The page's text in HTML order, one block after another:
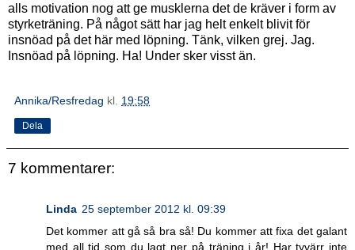
alls motivation nog att ge musklerna det de kräver i form av
styrketräning. På något sätt har jag helt enkelt blivit för
insnöad på det här med löpning. Tänk, vilken grej. Jag.
Insnöad på löpning. Ha! Under sker visst än.
Annika/Resfredag kl. 19:58
Dela
7 kommentarer:
Linda 25 september 2012 kl. 09:39
Det kommer att gå så bra så! Du kommer att fixa det galant
med all tid som du lagt ner på träning i år! Har tyvärr inte